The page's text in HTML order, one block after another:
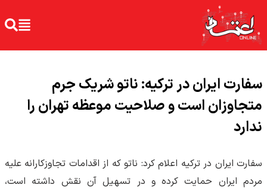
سفارت ایران در ترکیه: ناتو شریک جرم
متجاوزان است و صلاحیت موعظه تهران را
ندارد
سفارت ایران در ترکیه اعلام کرد: ناتو که از اقدامات تجاوزکارانه علیه
مردم ایران حمایت کرده و در تسهیل آن نقش داشته است،